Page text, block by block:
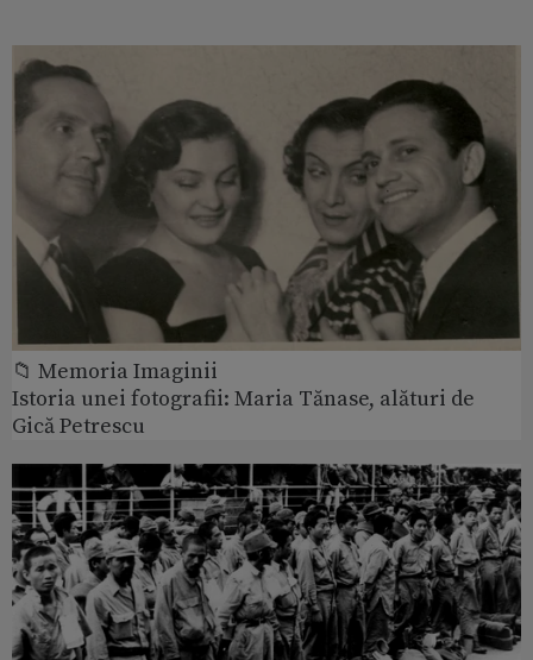
📁 Memoria Imaginii
Istoria unei fotografii: Maria Tănase, alături de
Gică Petrescu